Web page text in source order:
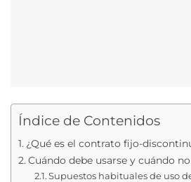
Índice de Contenidos
¿Qué es el contrato fijo-
Cuándo debe usarse y cuándo no
Supuestos habituales de uso